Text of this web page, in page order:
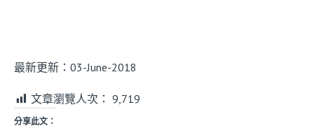
最新更新：03-June-2018
文章瀏覽人次： 9,719
分享此文：